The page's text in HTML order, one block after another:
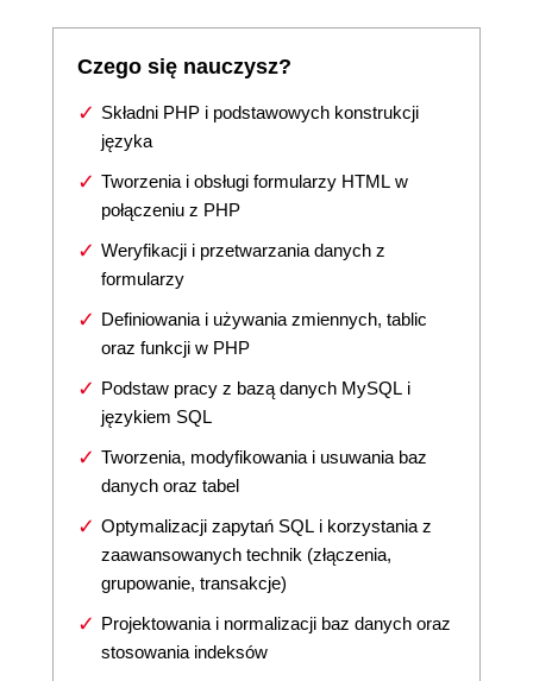
Czego się nauczysz?
Składni PHP i podstawowych konstrukcji
języka
Tworzenia i obsługi formularzy HTML w
połączeniu z PHP
Weryfikacji i przetwarzania danych z
formularzy
Definiowania i używania zmiennych, tablic
oraz funkcji w PHP
Podstaw pracy z bazą danych MySQL i
językiem SQL
Tworzenia, modyfikowania i usuwania baz
danych oraz tabel
Optymalizacji zapytań SQL i korzystania z
zaawansowanych technik (złączenia,
grupowanie, transakcje)
Projektowania i normalizacji baz danych oraz
stosowania indeksów